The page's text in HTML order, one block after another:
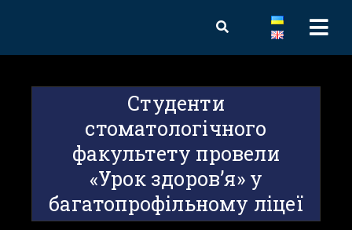
Студенти
стоматологічного
факультету провели
«Урок здоров’я» у
багатопрофільному ліцеї